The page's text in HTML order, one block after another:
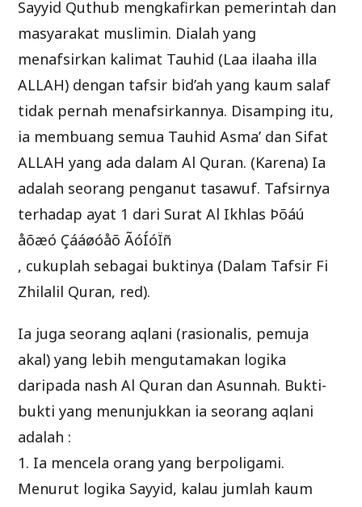
Sayyid Quthub mengkafirkan pemerintah dan
masyarakat muslimin. Dialah yang
menafsirkan kalimat Tauhid (Laa ilaaha illa
ALLAH) dengan tafsir bid’ah yang kaum salaf
tidak pernah menafsirkannya. Disamping itu,
ia membuang semua Tauhid Asma’ dan Sifat
ALLAH yang ada dalam Al Quran. (Karena) Ia
adalah seorang penganut tasawuf. Tafsirnya
terhadap ayat 1 dari Surat Al Ikhlas Þõáú
åõæó Çááøóåõ ÃóÍóÏñ
, cukuplah sebagai buktinya (Dalam Tafsir Fi
Zhilalil Quran, red).
Ia juga seorang aqlani (rasionalis, pemuja
akal) yang lebih mengutamakan logika
daripada nash Al Quran dan Asunnah. Bukti-
bukti yang menunjukkan ia seorang aqlani
adalah :
1. Ia mencela orang yang berpoligami.
Menurut logika Sayyid, kalau jumlah kaum